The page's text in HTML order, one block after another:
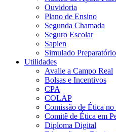
Ouvidoria
Plano de Ensino
Segunda Chamada
Seguro Escolar
Sapien
Simulado Preparatório
Utilidades
Avalie a Campo Real
Bolsas e Incentivos
CPA
COLAP
Comissão de Ética
Comitê de Ética em
Diploma Digital